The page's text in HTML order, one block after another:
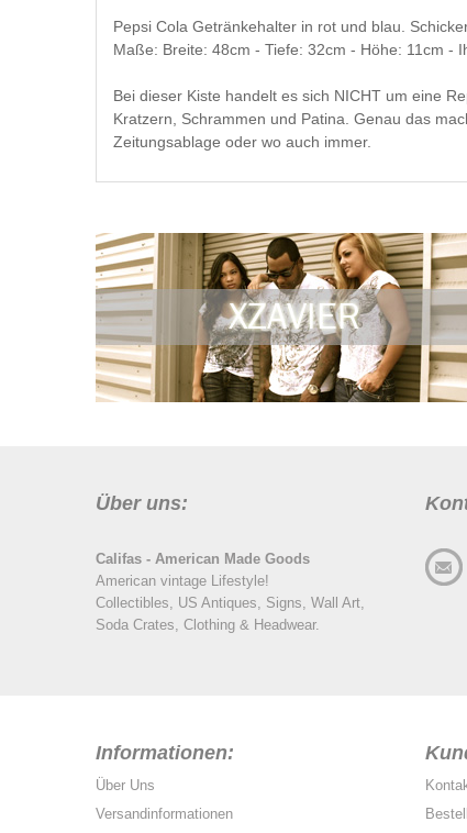
Pepsi Cola Getränkehalter in rot und blau.
Maße: Breite: 48cm - Tiefe: 32cm - Höhe: 11cm -
Bei dieser Kiste handelt es sich NICHT um eine
Kratzern, Schrammen und Patina. Genau das
Zeitungsablage oder wo auch immer.
Über uns:
Califas - American Made Goods
American vintage Lifestyle!
Collectibles, US Antiques, Signs, Wall Art,
Soda Crates, Clothing & Headwear.
Informationen:
Über Uns
Versandinformationen